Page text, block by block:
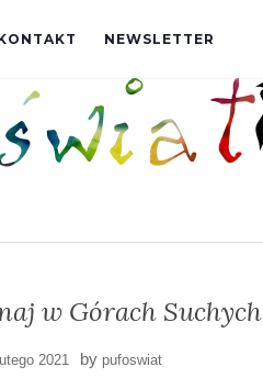
NEWSLETTER
w Górach Suchych
2021 by pufoswiat